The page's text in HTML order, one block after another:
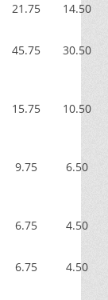
21.75 14.50
45.75 30.50
15.75 10.50
9.75 6.50
6.75 4.50
6.75 4.50